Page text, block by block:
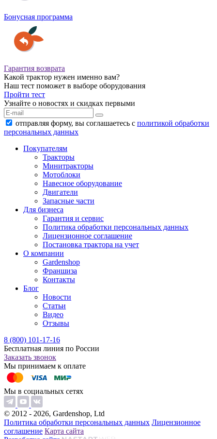
Бонусная программа
Гарантия возврата
Какой трактор нужен именно вам?
Наш тест поможет в выборе оборудования
Пройти тест
Узнайте о новостях и скидках первыми
отправляя форму, вы соглашаетесь с политикой обработки
персональных данных
Покупателям
Тракторы
Минитракторы
Мотоблоки
Навесное оборудование
Двигатели
Запасные части
Для бизнеса
Гарантия и сервис
Политика обработки персональных данных
Лицензионное соглашение
Постановка трактора на учет
О компании
Gardenshop
Франшиза
Контакты
Блог
Новости
Статьи
Видео
Отзывы
8 (800) 101-17-16
Бесплатная линия по России
Заказать звонок
Мы принимаем к оплате
Мы в социальных сетях
© 2012 - 2026, Gardenshop, Ltd
Политика обработки персональных данных Лицензионное
соглашение Карта сайта